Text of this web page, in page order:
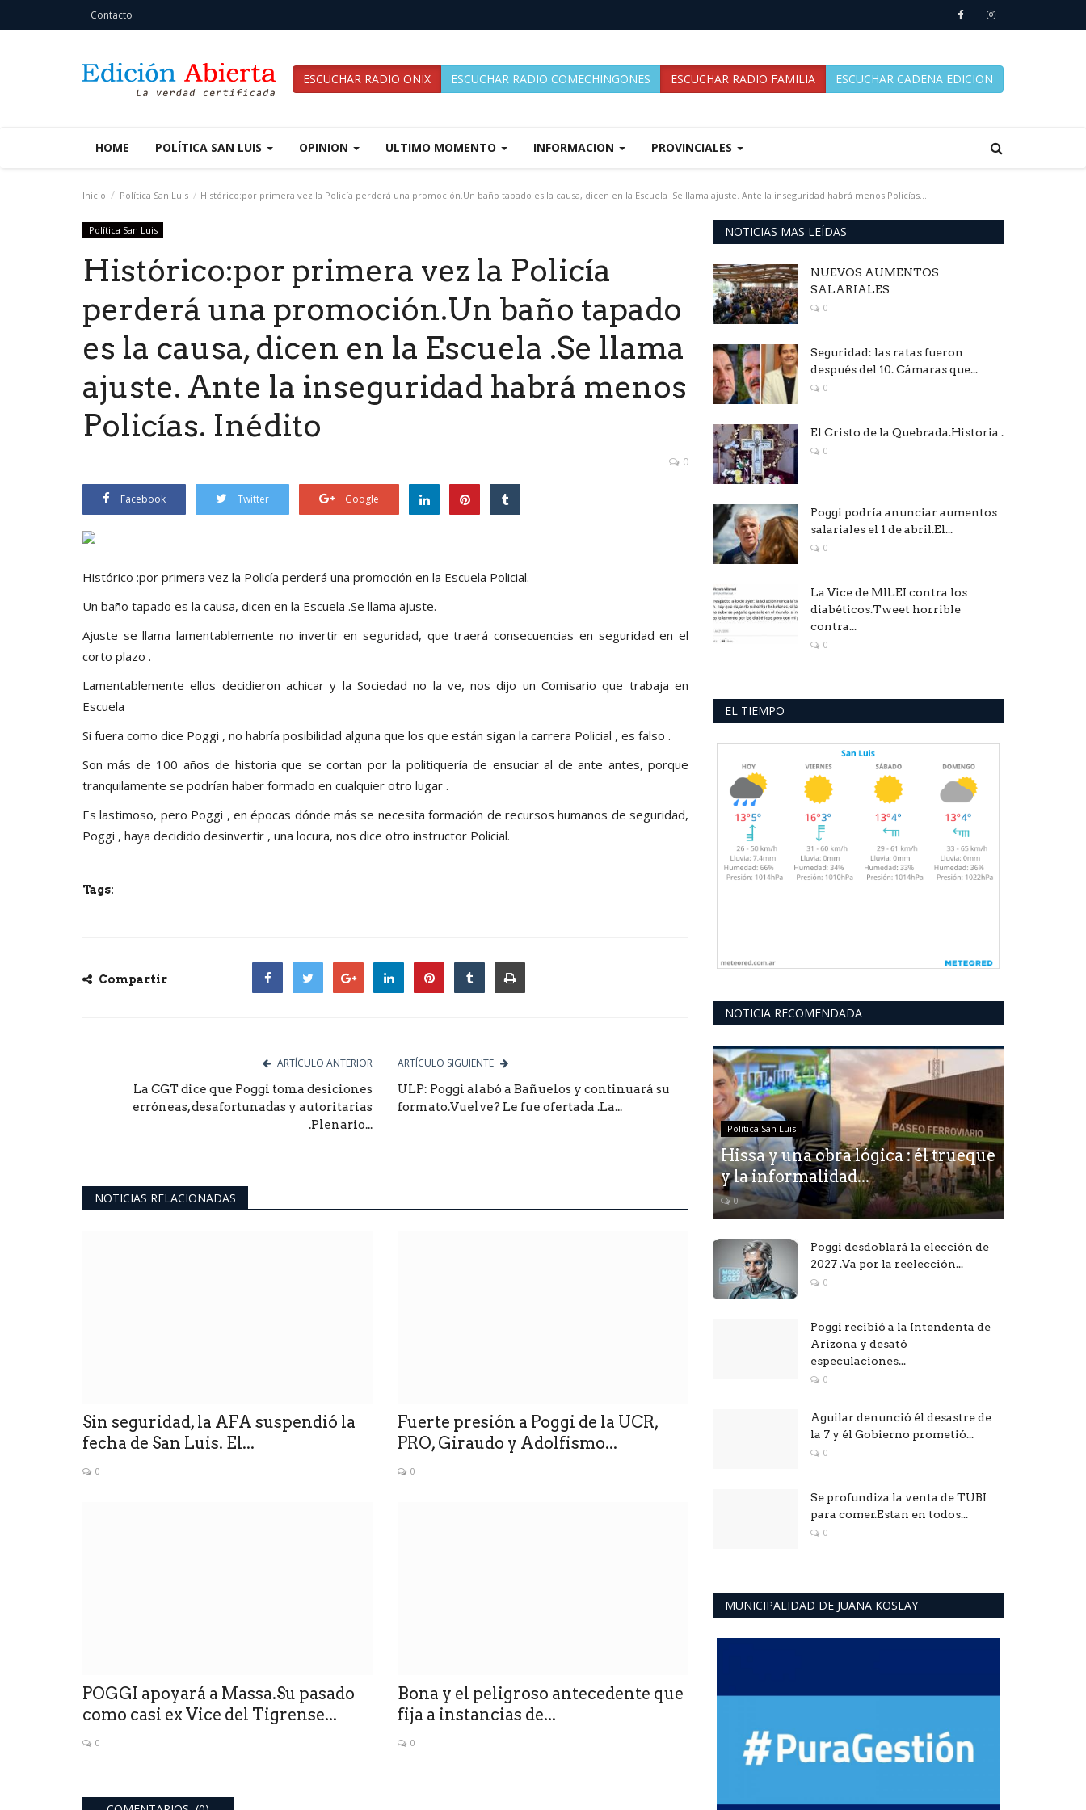
Contacto
ESCUCHAR RADIO ONIX ESCUCHAR RADIO COMECHINGONES ESCUCHAR RADIO FAMILIA ESCUCHAR CADENA EDICION
HOME POLÍTICA SAN LUIS OPINION ULTIMO MOMENTO INFORMACION PROVINCIALES
Inicio Política San Luis Histórico:por primera vez la Policía perderá una promoción.Un baño tapado es la causa, dicen en la Escuela .Se llama ajuste. Ante la inseguridad habrá menos Policías....
Política San Luis
Histórico:por primera vez la Policía
perderá una promoción.Un baño tapado
es la causa, dicen en la Escuela .Se llama
ajuste. Ante la inseguridad habrá menos
Policías. Inédito
0
Facebook Twitter Google
Histórico :por primera vez la Policía perderá una promoción en la Escuela Policial.
Un baño tapado es la causa, dicen en la Escuela .Se llama ajuste.
Ajuste se llama lamentablemente no invertir en seguridad, que traerá consecuencias en seguridad en el
corto plazo .
Lamentablemente ellos decidieron achicar y la Sociedad no la ve, nos dijo un Comisario que trabaja en
Escuela
Si fuera como dice Poggi , no habría posibilidad alguna que los que están sigan la carrera Policial , es falso .
Son más de 100 años de historia que se cortan por la politiquería de ensuciar al de ante antes, porque
tranquilamente se podrían haber formado en cualquier otro lugar .
Es lastimoso, pero Poggi , en épocas dónde más se necesita formación de recursos humanos de seguridad,
Poggi , haya decidido desinvertir , una locura, nos dice otro instructor Policial.
Tags:
Compartir
ARTÍCULO ANTERIOR
La CGT dice que Poggi toma desiciones
erróneas, desafortunadas y autoritarias
.Plenario...
ARTÍCULO SIGUIENTE
ULP: Poggi alabó a Bañuelos y continuará su
formato.Vuelve? Le fue ofertada .La...
NOTICIAS RELACIONADAS
Sin seguridad, la AFA suspendió la
fecha de San Luis. El...
0
Fuerte presión a Poggi de la UCR,
PRO, Giraudo y Adolfismo...
0
POGGI apoyará a Massa.Su pasado
como casi ex Vice del Tigrense...
0
Bona y el peligroso antecedente que
fija a instancias de...
0
NOTICIAS MAS LEÍDAS
NUEVOS AUMENTOS
SALARIALES
0
Seguridad: las ratas fueron
después del 10. Cámaras que...
0
El Cristo de la Quebrada.Historia .
0
Poggi podría anunciar aumentos
salariales el 1 de abril.El...
0
La Vice de MILEI contra los
diabéticos.Tweet horrible
contra...
0
EL TIEMPO
NOTICIA RECOMENDADA
Política San Luis
Hissa y una obra lógica : él trueque
y la informalidad...
0
Poggi desdoblará la elección de
2027 .Va por la reelección...
0
Poggi recibió a la Intendenta de
Arizona y desató
especulaciones...
0
Aguilar denunció él desastre de
la 7 y él Gobierno prometió...
0
Se profundiza la venta de TUBI
para comer.Estan en todos...
0
MUNICIPALIDAD DE JUANA KOSLAY